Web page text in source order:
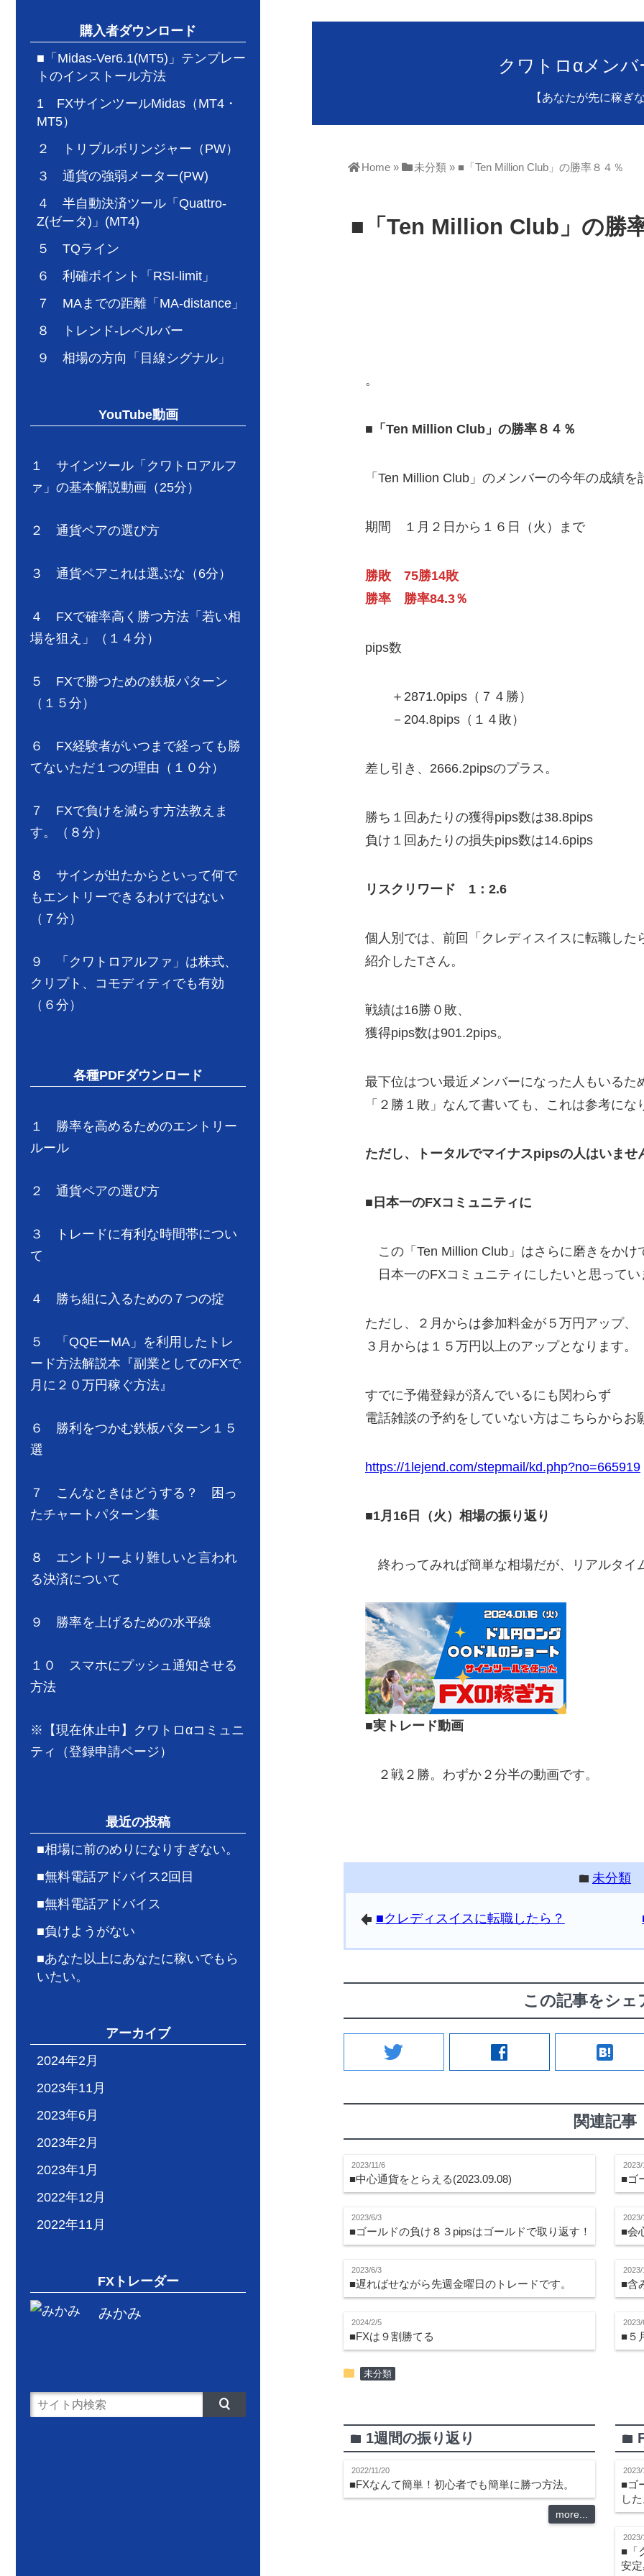
クワトロαメン
【あなたが先に稼ぎ
Home » 未分類 » ■「Ten Million Club」の勝率８４％
■「Ten Million Club」の勝
。
■「Ten Million Club」の勝率８４％
「Ten Million Club」のメンバーの今年の成績
期間 １月２日から１６日（火）まで
勝敗 75勝14敗
勝率 勝率84.3％
pips数
＋2871.0pips（７４勝）
－204.8pips（１４敗）
差し引き、2666.2pipsのプラス。
勝ち１回あたりの獲得pips数は38.8pips
負け１回あたりの損失pips数は14.6pips
リスクリワード 1：2.6
個人別では、前回「クレディスイスに転職した
紹介したTさん。
戦績は16勝０敗、
獲得pips数は901.2pips。
最下位はつい最近メンバーになった人もいるた
「２勝１敗」なんて書いても、これは参考にな
ただし、トータルでマイナスpipsの人はいませ
■日本一のFXコミュニティに
この「Ten Million Club」はさらに磨きをかけ
日本一のFXコミュニティにしたいと思ってい
ただし、２月からは参加料金が５万円アップ、
３月からは１５万円以上のアップとなります。
すでに予備登録が済んでいるにも関わらず
電話雑談の予約をしていない方はこちらからお
https://1lejend.com/stepmail/kd.php?no=665919
■1月16日（火）相場の振り返り
終わってみれば簡単な相場だが、リアルタイ
■実トレード動画
２戦２勝。わずか２分半の動画です。
folder 未分類
arrowleft ■クレディスイスに転職したら？
この記事をシェ
twitter facebook hatenabookmark
関連記事
2023/11/6
■中心通貨をとらえる(2023.09.08)
2023/
■ゴ
2023/6/3
■ゴールドの負け８３pipsはゴールドで取り返す！
2023/
■会
2023/6/3
■遅ればせながら先週金曜日のトレードです。
2023/
■含
2024/2/5
■FXは９割勝てる
2023/
■５
folder 未分類
folder 1週間の振り返り
2022/11/20
■FXなんて簡単！初心者でも簡単に勝つ方法。
more...
folder
2023/
■ゴ
し
2023/
■「
安
購入者ダウンロード
■「Midas-Ver6.1(MT5)」テンプレー
トのインストール方法
1 FXサインツールMidas（MT4・
MT5）
２ トリプルボリンジャー（PW）
３ 通貨の強弱メーター(PW)
４ 半自動決済ツール「Quattro-
Z(ゼータ)」(MT4)
５ TQライン
６ 利確ポイント「RSI-limit」
７ MAまでの距離「MA-distance」
８ トレンド-レベルバー
９ 相場の方向「目線シグナル」
YouTube動画
１ サインツール「クワトロアルフ
ァ」の基本解説動画（25分）
２ 通貨ペアの選び方
３ 通貨ペアこれは選ぶな（6分）
４ FXで確率高く勝つ方法「若い相
場を狙え」（１４分）
５ FXで勝つための鉄板パターン
（１５分）
６ FX経験者がいつまで経っても勝
てないただ１つの理由（１０分）
７ FXで負けを減らす方法教えま
す。（８分）
８ サインが出たからといって何で
もエントリーできるわけではない
（７分）
９ 「クワトロアルファ」は株式、
クリプト、コモディティでも有効
（６分）
各種PDFダウンロード
１ 勝率を高めるためのエントリー
ルール
２ 通貨ペアの選び方
３ トレードに有利な時間帯につい
て
４ 勝ち組に入るための７つの掟
５ 「QQEーMA」を利用したトレ
ード方法解説本『副業としてのFXで
月に２０万円稼ぐ方法』
６ 勝利をつかむ鉄板パターン１５
選
７ こんなときはどうする？ 困っ
たチャートパターン集
８ エントリーより難しいと言われ
る決済について
９ 勝率を上げるための水平線
１０ スマホにプッシュ通知させる
方法
※【現在休止中】クワトロαコミュニ
ティ（登録申請ページ）
最近の投稿
■相場に前のめりになりすぎない。
■無料電話アドバイス2回目
■無料電話アドバイス
■負けようがない
■あなた以上にあなたに稼いでもら
いたい。
アーカイブ
2024年2月
2023年11月
2023年6月
2023年2月
2023年1月
2022年12月
2022年11月
FXトレーダー
みかみ